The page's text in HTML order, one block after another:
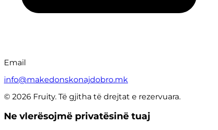
Email
info@makedonskonajdobro.mk
© 2026 Fruity. Të gjitha të drejtat e rezervuara.
Ne vlerësojmë privatësinë tuaj